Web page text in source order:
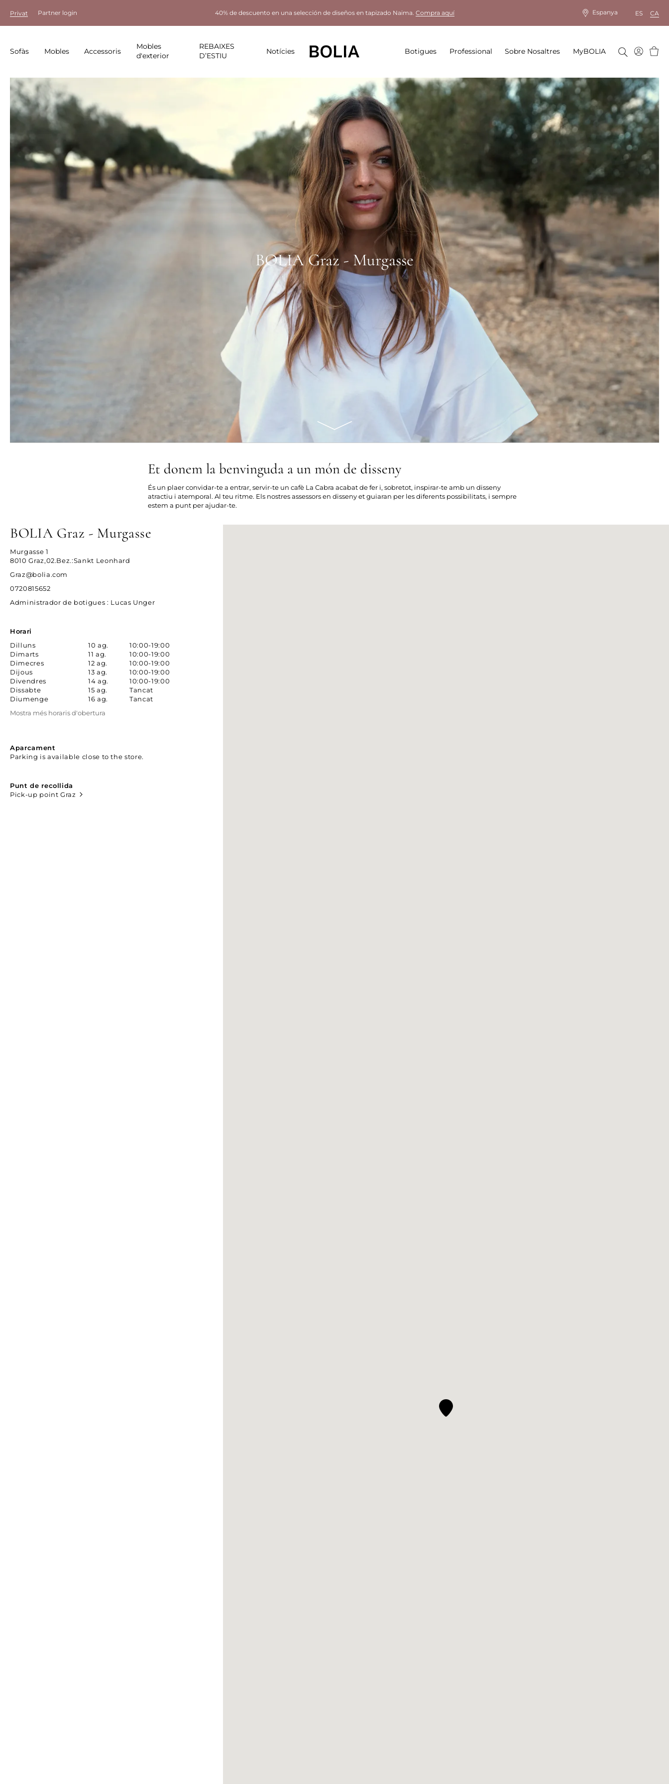
Privat Partner login 40% de descuento en una selección de diseños en tapizado Naima. Compra aquí Espanya ES CA
Sofàs Mobles Accessoris
Mobles
d'exterior
REBAIXES
D’ESTIU
Notícies Botigues Professional Sobre Nosaltres MyBOLIA
BOLIA Graz - Murgasse
Et donem la benvinguda a un món de disseny
És un plaer convidar-te a entrar, servir-te un cafè La Cabra acabat de fer i, sobretot, inspirar-te amb un disseny
atractiu i atemporal. Al teu ritme. Els nostres assessors en disseny et guiaran per les diferents possibilitats, i sempre
estem a punt per ajudar-te.
BOLIA Graz - Murgasse
Murgasse 1
8010 Graz,02.Bez.:Sankt Leonhard
Graz@bolia.com
0720815652
Administrador de botigues : Lucas Unger
Horari
Dilluns
10 ag.
10:00-19:00
Dimarts
11 ag.
10:00-19:00
Dimecres
12 ag.
10:00-19:00
Dijous
13 ag.
10:00-19:00
Divendres
14 ag.
10:00-19:00
Dissabte
15 ag.
Tancat
Diumenge
16 ag.
Tancat
Mostra més horaris d'obertura
Aparcament
Parking is available close to the store.
Punt de recollida
Pick-up point Graz